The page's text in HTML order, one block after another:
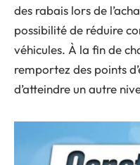
des rabais lors de
possibilité de réduire
véhicules. À la fin de
remportez des points
d’atteindre un autre